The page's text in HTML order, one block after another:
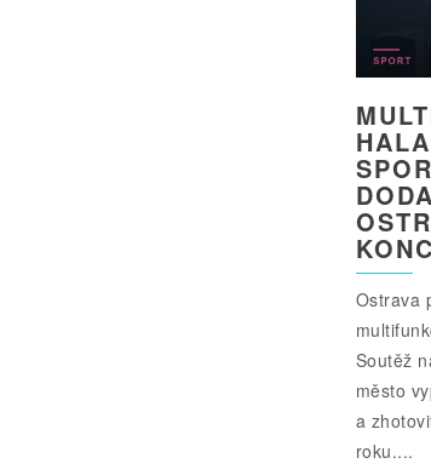
Ostrava
Soutěž
město
a
roku....